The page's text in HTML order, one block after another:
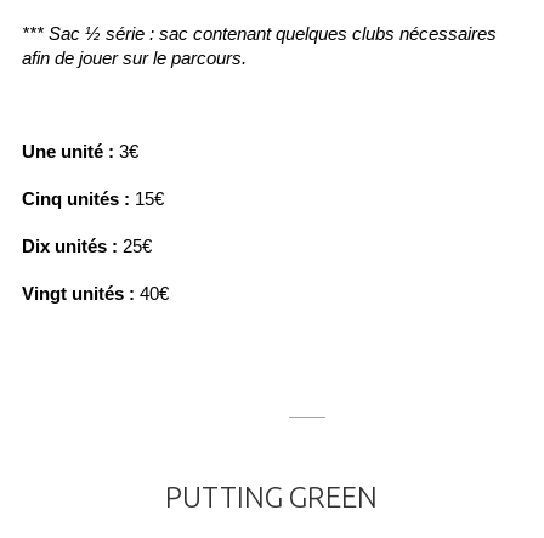
*** Sac ½ série : sac contenant quelques clubs nécessaires
afin de jouer sur le parcours.
Une unité : 3€
Cinq unités : 15€
Dix unités : 25€
Vingt unités : 40€
PUTTING GREEN